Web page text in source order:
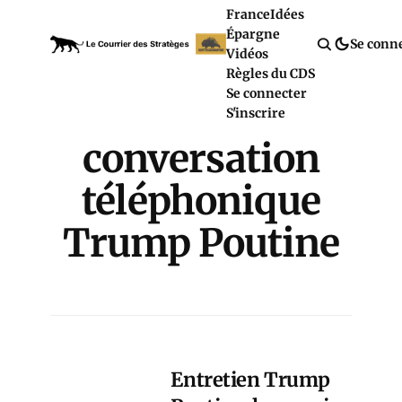
FranceIdées
Épargne
Vidéos
Règles du CDS
Se connecter
S'inscrire
Se
conversation
téléphonique
Trump Poutine
Entretien Trump